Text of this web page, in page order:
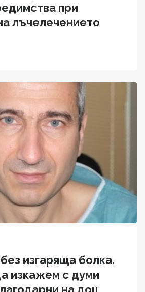
при
лъчелечението
изгаряща болка.
изкажем с думи